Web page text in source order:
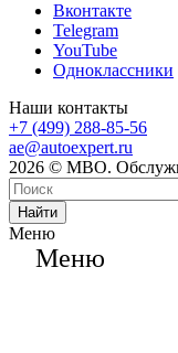
Вконтакте
Telegram
YouTube
Одноклассники
Наши контакты
+7 (499) 288-85-56
ae@autoexpert.ru
2026 © МВО.
Найти
Меню
Меню